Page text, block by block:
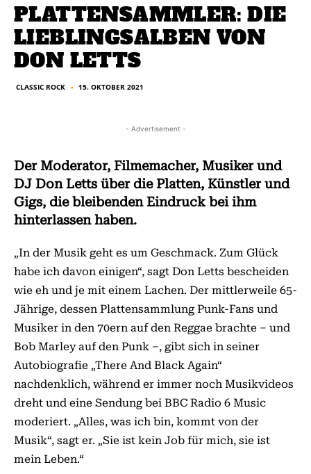
PLATTENSAMMLER: DIE
LIEBLINGSALBEN VON
DON LETTS
CLASSIC ROCK ■ 15. OKTOBER 2021
- Advertisement -
Der Moderator, Filmemacher, Musiker und
DJ Don Letts über die Platten, Künstler und
Gigs, die bleibenden Eindruck bei ihm
hinterlassen haben.
„In der Musik geht es um Geschmack. Zum Glück
habe ich davon einigen“, sagt Don Letts bescheiden
wie eh und je mit einem Lachen. Der mittlerweile 65-
Jährige, dessen Plattensammlung Punk-Fans und
Musiker in den 70ern auf den Reggae brachte – und
Bob Marley auf den Punk –, gibt sich in seiner
Autobiografie „There And Black Again“
nachdenklich, während er immer noch Musikvideos
dreht und eine Sendung bei BBC Radio 6 Music
moderiert. „Alles, was ich bin, kommt von der
Musik“, sagt er. „Sie ist kein Job für mich, sie ist
mein Leben.“